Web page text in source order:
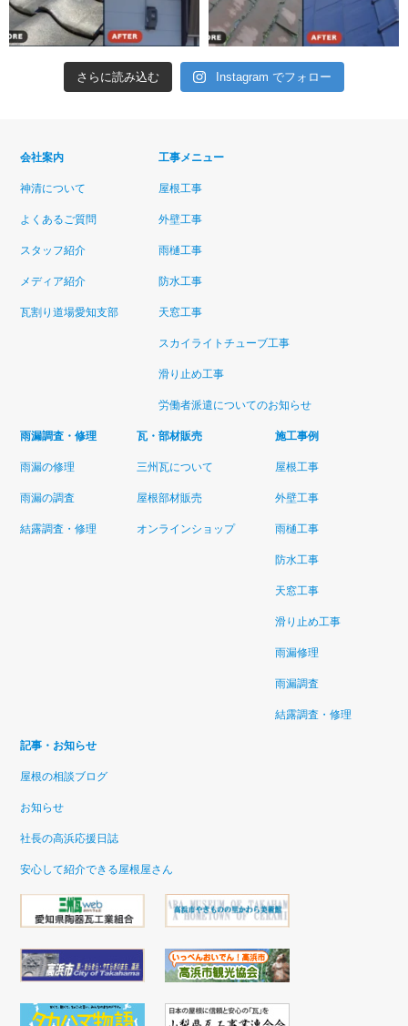
さらに読み込む Instagram でフォロー
会社案内
神清について
よくあるご質問
スタッフ紹介
メディア紹介
瓦割り道場愛知支部
工事メニュー
屋根工事
外壁工事
雨樋工事
防水工事
天窓工事
スカイライトチューブ工事
滑り止め工事
労働者派遣についてのお知らせ
雨漏調査・修理
雨漏の修理
雨漏の調査
結露調査・修理
瓦・部材販売
三州瓦について
屋根部材販売
オンラインショップ
施工事例
屋根工事
外壁工事
雨樋工事
防水工事
天窓工事
滑り止め工事
雨漏修理
雨漏調査
結露調査・修理
記事・お知らせ
屋根の相談ブログ
お知らせ
社長の高浜応援日誌
安心して紹介できる屋根屋さん